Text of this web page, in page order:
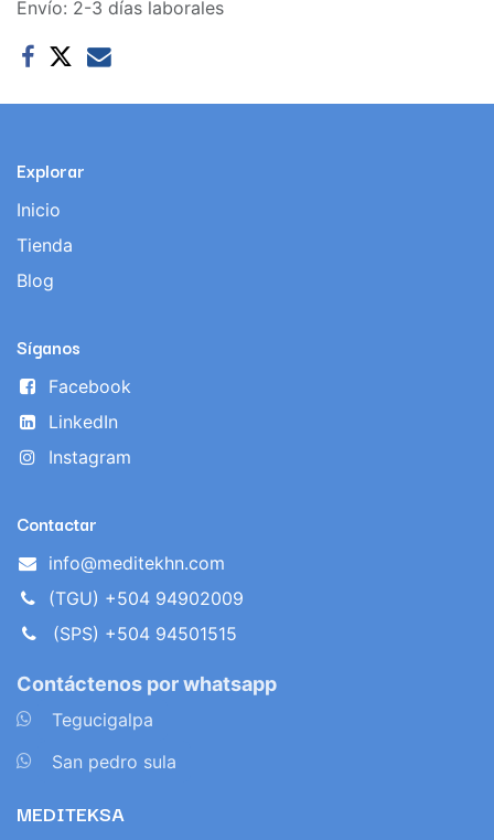
Envío: 2-3 días laborales
Explorar
Inicio
Tienda
Blog
Síganos
Facebook
LinkedIn
Instagram
Contactar
info@meditekhn.com
(TGU) +504 94902009
(SPS) +504 94501515
Contáctenos por whatsapp
Tegucigalpa
San pedro sula
MEDITEKSA